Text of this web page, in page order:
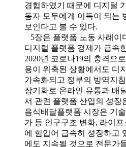
경험하였기 때문에 디지털
동자 모두에게 이득이 되는
보인다고 볼 수 있다.
5장은 플랫폼 노동 사례이
디지털 플랫폼 경제가 급속
2020년 코로나19의 충격으
용이 위축된 상황에서도 디
가속화되고 정부의 방역지
장기화로 온라인 유통과 배
서 관련 플랫폼 산업의 성장
음식배달플랫폼 시장은 기
가 등 인구구조 변화, 라이
에 힘입어 급속히 성장하고
에도 지속될 것으로 전문가